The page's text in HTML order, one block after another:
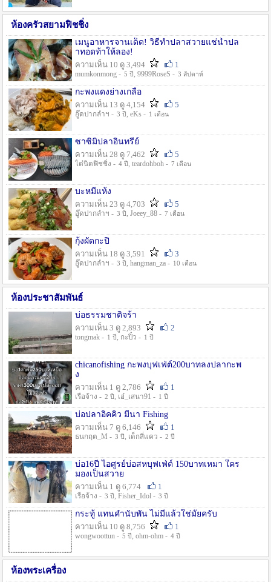
ห้องครัวสยามฟิชชิ่ง
เมนูอาหารจานเด็ด! วิธีทำปลาสวายแช่น้ำปล
าทอดท้าให้ลอง!
ความเห็น 10 ดู 3,494
1
mumkonmong - 5 ปี , 9999RoseS - 3 สัปดาห์
กะพงแดงย่างเกลือ
ความเห็น 13 ดู 4,154
5
อู๊ดปากลำฯ - 3 ปี , eKs - 1 เดือน
ซาซิมิปลาอินทรีย์
ความเห็น 28 ดู 7,462
5
ไต๋นิตฟิชชิ่ง - 4 ปี , teardohboh - 7 เดือน
บะหมี่แห้ง
ความเห็น 23 ดู 4,703
5
อู๊ดปากลำฯ - 3 ปี , Joeey_88 - 7 เดือน
กุ้งผัดกะปิ
ความเห็น 18 ดู 3,591
3
อู๊ดปากลำฯ - 3 ปี , hangman_za - 10 เดือน
ห้องประชาสัมพันธ์
บ่อธรรมชาติจร้า
ความเห็น 3 ดู 2,893
2
tongmak - 1 ปี , กะปิ๋ว - 1 ปี
chicanofishing กะพงบุฟเฟ่ต์200บาทลงปลากะพ
ง
ความเห็น 1 ดู 2,786
1
เรือจ้าง - 2 ปี , เอ๋_เสนา91 - 1 ปี
บ่อปลาอิคคิว มีนา Fishing
ความเห็น 7 ดู 6,146
1
ธนกฤต_M - 3 ปี , เด็กสี่แคว - 2 ปี
บ่อ16ปี ไอศูรย์บ่อสหบุฟเฟ่ต์ 150บาทเหมา ใคร
มองเป็นสวาย
ความเห็น 1 ดู 6,774
1
เรือจ้าง - 3 ปี , Fisher_Idol - 3 ปี
กระทู้ แทนคำนับพัน ไม่มีแล้วใช่มั๊ยครับ
ความเห็น 10 ดู 8,756
1
wongwoottun - 5 ปี , ohm-ohm - 4 ปี
ห้องพระเครื่อง